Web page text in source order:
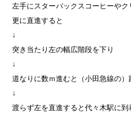
左手にスターバックスコーヒーや
更に直進すると
↓
突き当たり左の幅広階段を下り
↓
道なりに数ｍ進むと（小田急線の
↓
渡らず左を直進すると代々木駅に到